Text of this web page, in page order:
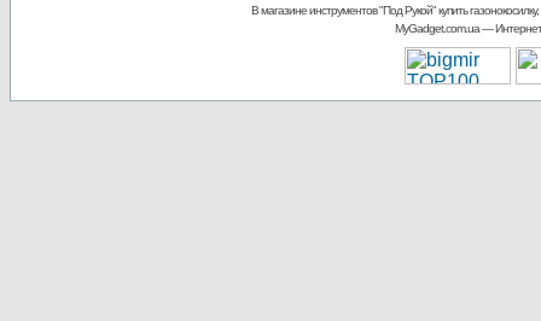
В магазине инструментов "Под Рукой"купить
MyGadget.com.ua—